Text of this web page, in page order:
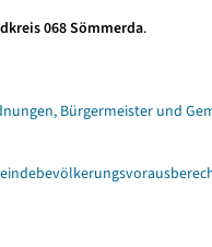
068 Sömmerda.
Bürgermeister und